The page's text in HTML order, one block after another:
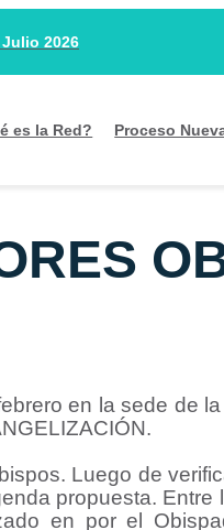
2026
es la Red? Proceso
en la sede de
Luego de
propuesta.
en por el